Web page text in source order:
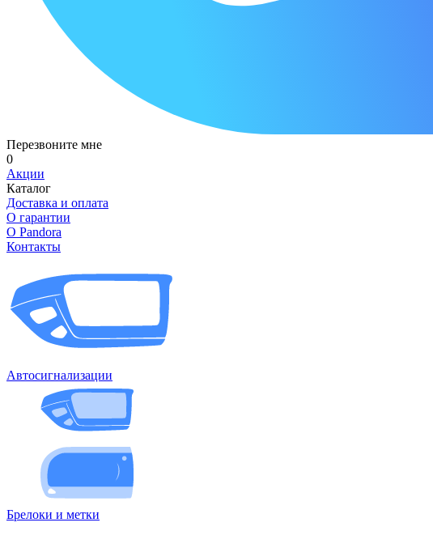
Перезвоните мне
0
Акции
Каталог
Доставка и оплата
О гарантии
О Pandora
Контакты
Автосигнализации
Брелоки и метки